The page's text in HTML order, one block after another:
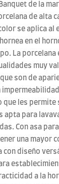
de la
de alta
se aplica al
en el
La porcelana
muy
son de
que les
apta para
Con asa
una mayor
con diseño
a la